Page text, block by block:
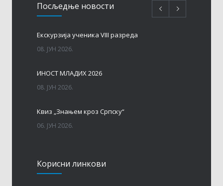
Посљедњe новости
Eкскурзија ученика VIII разреда
08. ЈУН 2026.
ИНОСТ МЛАДИХ 2026
08. ЈУН 2026.
Квиз „Знањем кроз Српску“
06. ЈУН 2026.
06. ЈУН 2026.
Корисни линкови